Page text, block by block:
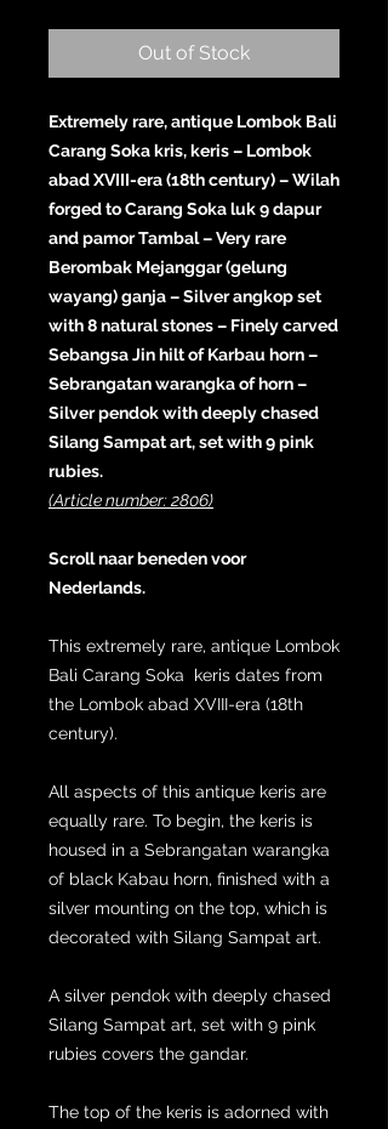
Out of Stock
Extremely rare, antique Lombok Bali
Carang Soka kris, keris – Lombok
abad XVIII-era (18th century) – Wilah
forged to Carang Soka luk 9 dapur
and pamor Tambal – Very rare
Berombak Mejanggar (gelung
wayang) ganja – Silver angkop set
with 8 natural stones – Finely carved
Sebangsa Jin hilt of Karbau horn –
Sebrangatan warangka of horn –
Silver pendok with deeply chased
Silang Sampat art, set with 9 pink
rubies.
(Article number: 2806)
Scroll naar beneden voor
Nederlands.
This extremely rare, antique Lombok
Bali Carang Soka keris dates from
the Lombok abad XVIII-era (18th
century).
All aspects of this antique keris are
equally rare. To begin, the keris is
housed in a Sebrangatan warangka
of black Kabau horn, finished with a
silver mounting on the top, which is
decorated with Silang Sampat art.
A silver pendok with deeply chased
Silang Sampat art, set with 9 pink
rubies covers the gandar.
The top of the keris is adorned with